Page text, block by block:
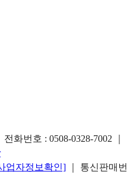
전화번호 : 0508-0328-7002
업자정보확인]
｜ 통신판매번